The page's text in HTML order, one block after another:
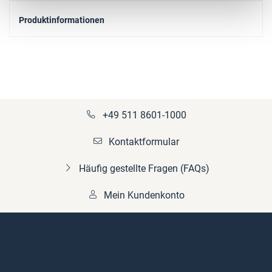
Produktinformationen
+49 511 8601-1000
Kontaktformular
Häufig gestellte Fragen (FAQs)
Mein Kundenkonto